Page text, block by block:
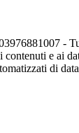
-
contenuti e ai
di